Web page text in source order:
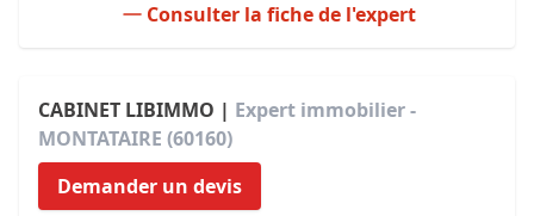
Consulter la fiche de l'expert
CABINET LIBIMMO | Expert immobilier -
MONTATAIRE (60160)
Demander un devis